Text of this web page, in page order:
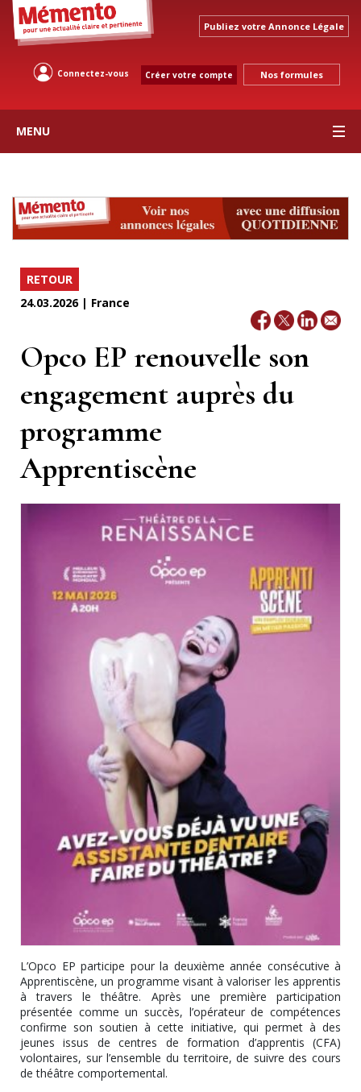
Publiez votre Annonce Légale
Connectez-vous Créer votre compte Nos formules
MENU
RETOUR
24.03.2026 | France
Opco EP renouvelle son
engagement auprès du
programme
Apprentiscène
L’Opco EP participe pour la deuxième année consécutive à
Apprentiscène, un programme visant à valoriser les apprentis
à travers le théâtre. Après une première participation
présentée comme un succès, l’opérateur de compétences
confirme son soutien à cette initiative, qui permet à des
jeunes issus de centres de formation d’apprentis (CFA)
volontaires, sur l’ensemble du territoire, de suivre des cours
de théâtre comportemental.